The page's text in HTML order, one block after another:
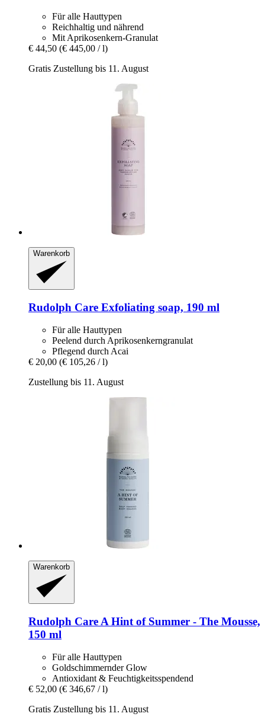
Für alle Hauttypen
Reichhaltig und nährend
Mit Aprikosenkern-Granulat
€ 44,50 (€ 445,00 / l)
Gratis Zustellung bis 11. August
Warenkorb
Rudolph Care Exfoliating soap, 190 ml
Für alle Hauttypen
Peelend durch Aprikosenkerngranulat
Pflegend durch Acai
€ 20,00 (€ 105,26 / l)
Zustellung bis 11. August
Warenkorb
Rudolph Care A Hint of Summer -​ The Mousse,
150 ml
Für alle Hauttypen
Goldschimmernder Glow
Antioxidant & Feuchtigkeitsspendend
€ 52,00 (€ 346,67 / l)
Gratis Zustellung bis 11. August